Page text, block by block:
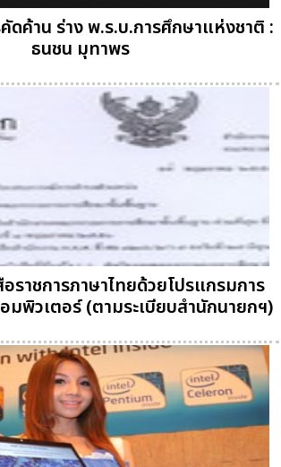
คัดค้าน ร่าง พ.ร.บ.การศึกษาแห่งชาติ :
ธนชน มุทาพร
าชการภาษาไทยด้วยโปรแกรมการ
มพิวเตอร์ (ตามระเบียบสำนักนายกฯ)